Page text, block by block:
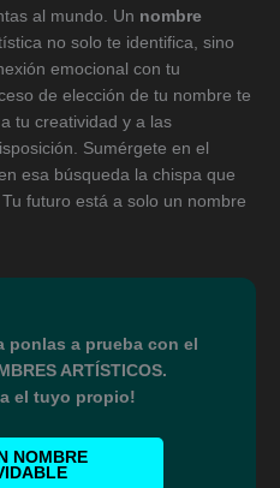
al mundo. Un nombre
no solo te identifica, sino
emocional con tu
de elección de tu nombre te
tu creatividad y a las
Sumérgete en el
esa búsqueda la chispa que
futuro está a solo un nombre
ponlas a prueba con el
ARTÍSTICOS.
el tuyo propio!
NOMBRE